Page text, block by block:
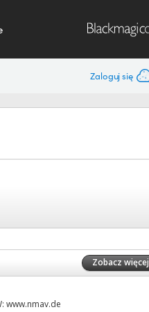
Zaloguj się
Zobacz więcej
www.nmav.de